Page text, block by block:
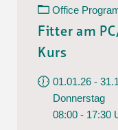
Office
Fitter am
Kurs
01.01.26 -
Donnerstag
08:00 - 17:30